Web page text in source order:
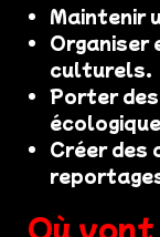
Maintenir
Organiser
culturels.
Porter
Créer des
Où